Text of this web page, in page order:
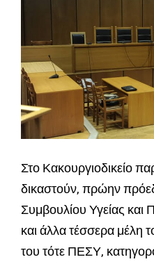
Στο Κακουργιοδικείο
δικαστούν, πρώην
Συμβουλίου Υγείας και
και άλλα τέσσερα μέλη
του τότε ΠΕΣΥ,